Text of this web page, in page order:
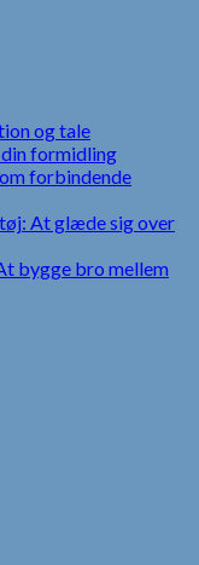
og tale
formidling
forbindende
At glæde sig over
bygge bro mellem